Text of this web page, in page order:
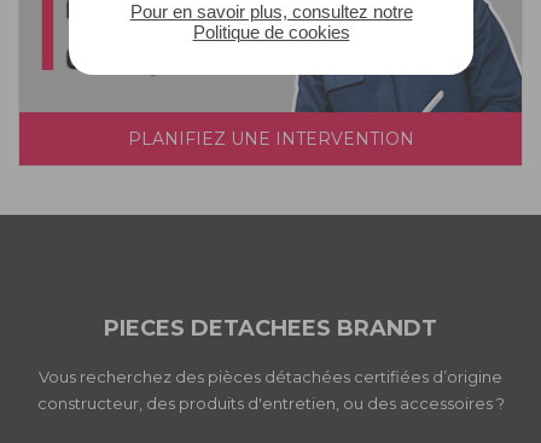
Pour en savoir plus, consultez notre
Politique de cookies
PLANIFIEZ UNE INTERVENTION
PIECES DETACHEES BRANDT
Vous recherchez des pièces détachées certifiées d’origine
constructeur, des produits d'entretien, ou des accessoires ?